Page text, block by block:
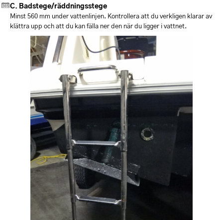
Badstege/räddningsstege
Minst 560 mm under vattenlinjen. Kontrollera att du verkligen klarar av
klättra upp och att du kan fälla ner den när du ligger i vattnet.